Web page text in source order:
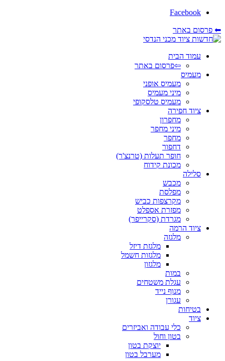
Facebook
⬅ פרסום באתר
עמוד הבית
⇦פרסום באתר
מעמיס
מעמיס אופני
מיני מעמיס
מעמיס טלסקופי
ציוד חפירה
מחפרון
מיני מחפר
מחפר
דחפור
חופר תעלות (טרנצ'ר)
מכונת קידוח
סלילה
מכבש
מפלסת
מקרצפות כביש
מפזרת אספלט
מגרדת (סקרייפר)
ציוד הרמה
מלגזה
מלגזת דיזל
מלגזות חשמל
מלגזון
במות
עגלת משטחים
מנוף נייד
עגורן
בטיחות
ציוד
כלי עבודה ואביזרים
בטון וחול
יוצקת בטון
מערבל בטון